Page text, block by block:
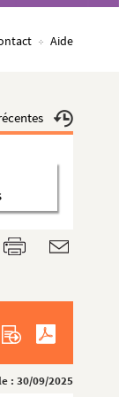
Aide
: 30/09/2025